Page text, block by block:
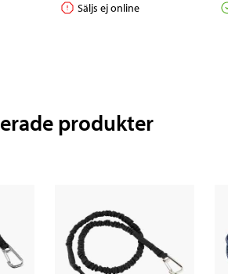
Säljs ej online
produkter